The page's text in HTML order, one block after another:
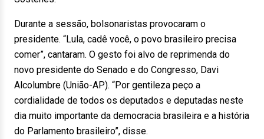
Durante a sessão, bolsonaristas provocaram o
presidente. “Lula, cadê você, o povo brasileiro precisa
comer”, cantaram. O gesto foi alvo de reprimenda do
novo presidente do Senado e do Congresso, Davi
Alcolumbre (União-AP). “Por gentileza peço a
cordialidade de todos os deputados e deputadas neste
dia muito importante da democracia brasileira e a história
do Parlamento brasileiro”, disse.